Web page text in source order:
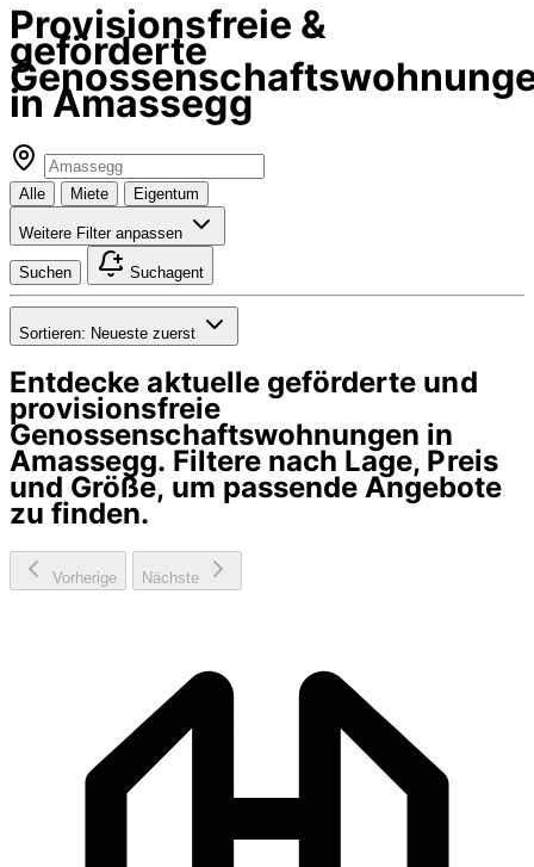
Provisionsfreie &
geförderte
in Amassegg
Alle Miete Eigentum
Weitere Filter anpassen
Suchen Suchagent
Sortieren: Neueste zuerst
Entdecke aktuelle geförderte und
provisionsfreie
Genossenschaftswohnungen in
Amassegg. Filtere nach Lage, Preis
und Größe, um passende Angebote
zu finden.
Vorherige Nächste